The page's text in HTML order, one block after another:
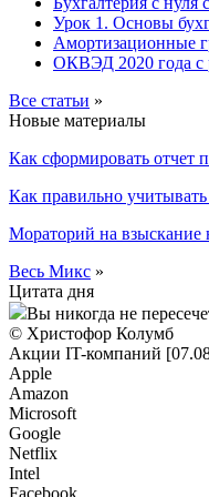
Урок 1. Основы
Амортизационные
ОКВЭД 2020 года с
Все статьи »
Новые материалы
Как сформировать отчет
Как правильно
Мораторий на взыскание
Весь Микс »
Цитата дня
Вы никогда не
© Христофор Колумб
Акции IT-компаний
Apple
Amazon
Microsoft
Google
Netflix
Intel
Facebook